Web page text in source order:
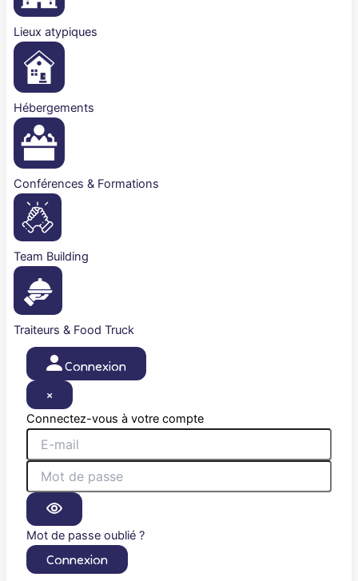
Lieux atypiques
Hébergements
Conférences & Formations
Team Building
Traiteurs & Food Truck
Connexion
×
Connectez-vous à votre compte
Mot de passe oublié ?
Connexion